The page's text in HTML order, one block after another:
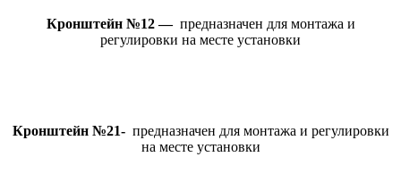
Кронштейн №12 —предназначен для монтажа и
регулировки на месте установки
Кронштейн №21-предназначен для монтажа и регулировки
на месте установки